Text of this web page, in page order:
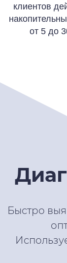
клиентов
от 5 до
Быстро